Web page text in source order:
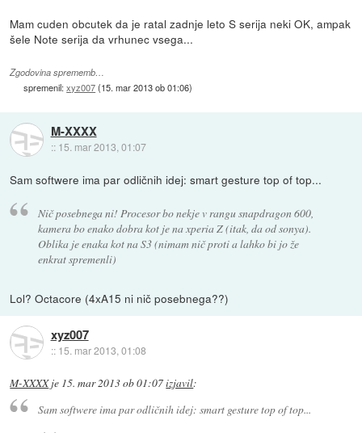
Mam cuden obcutek da je ratal zadnje leto S serija neki OK, ampak
šele Note serija da vrhunec vsega...
Zgodovina sprememb…
spremenil:xyz007(15. mar 2013 ob 01:06)
M-XXXX
:: 15. mar 2013, 01:07
Sam softwere ima par odličnih idej: smart gesture top of top...
Nič posebnega ni! Procesor bo nekje v rangu snapdragon 600,
kamera bo enako dobra kot je na xperia Z (itak, da od sonya).
Oblika je enaka kot na S3 (nimam nič proti a lahko bi jo že
enkrat spremenli)
Lol? Octacore (4xA15 ni nič posebnega??)
xyz007
:: 15. mar 2013, 01:08
M-XXXXje 15. mar 2013 ob 01:07izjavil:
Sam softwere ima par odličnih idej: smart gesture top of top...